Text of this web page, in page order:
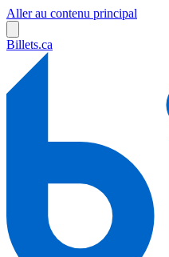
Aller au contenu principal
Billets.ca